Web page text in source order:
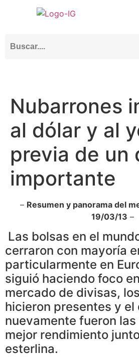
Nubarrones
al dólar y al
previa de un
importante
– Resumen y panorama del
19/03/13 –
Las bolsas en el
cerraron con mayoría
particularmente en
siguió haciendo foco
mercado de divisas,
hicieron presentes y el
nuevamente fueron
mejor rendimiento
esterlina.